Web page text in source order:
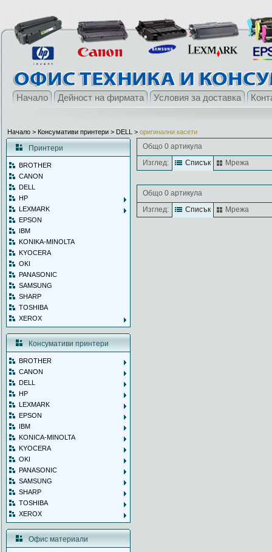
Начало Дейност на фирмата Условия за доставка
Начало > Консумативи принтери > DELL > оригинални касети
Принтери
BROTHER
CANON
DELL
HP
LEXMARK
EPSON
IBM
KONIKA-MINOLTA
KYOCERA
OKI
PANASONIC
SAMSUNG
SHARP
TOSHIBA
XEROX
Консумативи принтери
BROTHER
CANON
DELL
HP
LEXMARK
EPSON
IBM
KONICA-MINOLTA
KYOCERA
OKI
PANASONIC
SAMSUNG
SHARP
TOSHIBA
XEROX
Офис материали
Общо 0 артикула
Изглед:
Списък Мрежа
Общо 0 артикула
Изглед:
Списък Мрежа